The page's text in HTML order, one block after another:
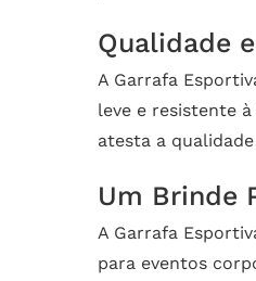
Qualidade
A Garrafa
leve e resistente
atesta a
Um Brinde
A Garrafa
para eventos